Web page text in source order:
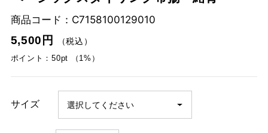
商品コード： C7158100129010
5,500円
（税込）
ポイント：50pt （1%）
サイズ